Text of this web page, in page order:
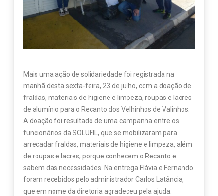
Mais uma ação de solidariedade foi registrada na
manhã desta sexta-feira, 23 de julho, com a doação de
fraldas, materiais de higiene e limpeza, roupas e lacres
de alumínio para o Recanto dos Velhinhos de Valinhos.
A doação foi resultado de uma campanha entre os
funcionários da SOLUFIL, que se mobilizaram para
arrecadar fraldas, materiais de higiene e limpeza, além
de roupas e lacres, porque conhecem o Recanto e
sabem das necessidades. Na entrega Flávia e Fernando
foram recebidos pelo administrador Carlos Latância,
que em nome da diretoria agradeceu pela ajuda.